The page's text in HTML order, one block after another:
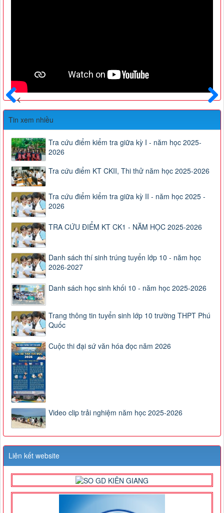
Sau
Trước
Tin xem nhiều
Tra cứu điểm kiểm tra giữa kỳ I - năm học 2025-
2026
Tra cứu điểm KT CKII, Thi thử năm học 2025-2026
Tra cứu điểm kiểm tra giữa kỳ II - năm học 2025 -
2026
TRA CỨU ĐIỂM KT CK1 - NĂM HỌC 2025-2026
Danh sách thí sinh trúng tuyển lớp 10 - năm học
2026-2027
Danh sách học sinh khối 10 - năm học 2025-2026
Trang thông tin tuyển sinh lớp 10 trường THPT Phú
Quốc
Cuộc thi đại sứ văn hóa đọc năm 2026
Video clip trải nghiệm năm học 2025-2026
Liên kết website